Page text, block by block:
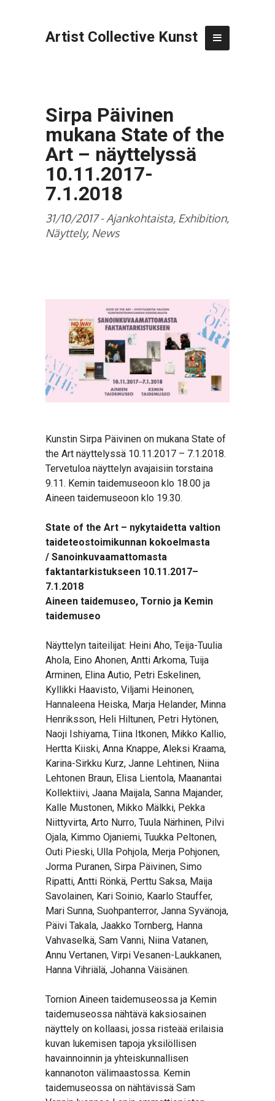
Artist Collective Kunst
Sirpa Päivinen
mukana State of the
Art – näyttelyssä
10.11.2017-
7.1.2018
31/10/2017 -Ajankohtaista, Exhibition,
Näyttely, News
Kunstin Sirpa Päivinen on mukana State of
the Art näyttelyssä 10.11.2017 – 7.1.2018.
Tervetuloa näyttelyn avajaisiin torstaina
9.11. Kemin taidemuseoon klo 18.00 ja
Aineen taidemuseoon klo 19.30.
State of the Art – nykytaidetta valtion
taideteostoimikunnan kokoelmasta
/ Sanoinkuvaamattomasta
faktantarkistukseen 10.11.2017–
7.1.2018
Aineen taidemuseo, Tornio ja Kemin
taidemuseo
Näyttelyn taiteilijat: Heini Aho, Teija-Tuulia
Ahola, Eino Ahonen, Antti Arkoma, Tuija
Arminen, Elina Autio, Petri Eskelinen,
Kyllikki Haavisto, Viljami Heinonen,
Hannaleena Heiska, Marja Helander, Minna
Henriksson, Heli Hiltunen, Petri Hytönen,
Naoji Ishiyama, Tiina Itkonen, Mikko Kallio,
Hertta Kiiski, Anna Knappe, Aleksi Kraama,
Karina-Sirkku Kurz, Janne Lehtinen, Niina
Lehtonen Braun, Elisa Lientola, Maanantai
Kollektiivi, Jaana Maijala, Sanna Majander,
Kalle Mustonen, Mikko Mälkki, Pekka
Niittyvirta, Arto Nurro, Tuula Närhinen, Pilvi
Ojala, Kimmo Ojaniemi, Tuukka Peltonen,
Outi Pieski, Ulla Pohjola, Merja Pohjonen,
Jorma Puranen, Sirpa Päivinen, Simo
Ripatti, Antti Rönkä, Perttu Saksa, Maija
Savolainen, Kari Soinio, Kaarlo Stauffer,
Mari Sunna, Suohpanterror, Janna Syvänoja,
Päivi Takala, Jaakko Tornberg, Hanna
Vahvaselkä, Sam Vanni, Niina Vatanen,
Annu Vertanen, Virpi Vesanen-Laukkanen,
Hanna Vihriälä, Johanna Väisänen.
Tornion Aineen taidemuseossa ja Kemin
taidemuseossa nähtävä kaksiosainen
näyttely on kollaasi, jossa risteää erilaisia
kuvan lukemisen tapoja yksilöllisen
havainnoinnin ja yhteiskunnallisen
kannanoton välimaastossa. Kemin
taidemuseossa on nähtävissä Sam